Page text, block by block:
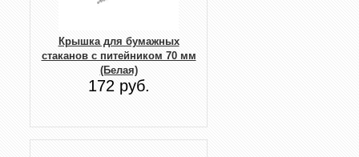
Крышка для бумажных
стаканов с питейником 70 мм
(Белая)
172 руб.